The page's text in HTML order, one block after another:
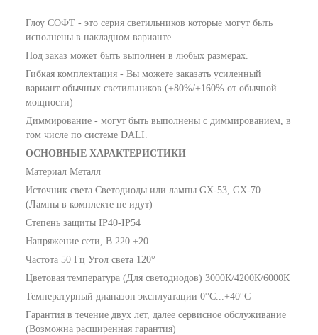
Глоу СОФТ - это серия светильников которые могут быть
исполнены в накладном варианте.
Под заказ может быть выполнен в любых размерах.
Гибкая комплектация - Вы можете заказать усиленный
вариант обычных светильников (+80%/+160% от обычной
мощности)
Диммирование - могут быть выполнены с диммированием, в
том числе по системе DALI.
ОСНОВНЫЕ ХАРАКТЕРИСТИКИ
Материал Металл
Источник света Светодиоды или лампы GX-53, GX-70
(Лампы в комплекте не идут)
Степень защиты IP40-IP54
Напряжение сети, В 220 ±20
Частота 50 Гц Угол света 120°
Цветовая температура (Для светодиодов) 3000К/4200К/6000К
Температурный диапазон эксплуатации 0°С...+40°С
Гарантия в течение двух лет, далее сервисное обслуживание
(Возможна расширенная гарантия)